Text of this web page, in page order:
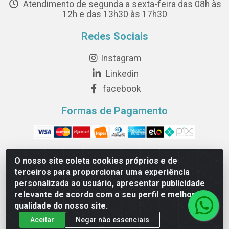
O nosso site coleta cookies próprios e de
terceiros para proporcionar uma experiência
personalizada ao usuário, apresentar publicidade
relevante de acordo com o seu perfil e melhorar a
qualidade do nosso site.
Aceitar Negar não essenciais
Atendimento de segunda a sexta-feira das 08h às
12h e das 13h30 às 17h30
Redes Sociais
Instagram
Linkedin
facebook
Formas de Pagamento
Novesete Distribuidora LTDA - Avenida Setecentos, S/N,
Terminal Intermodal da Serra, Serra/ES - CEP 29161-414 -
CNPJ 29.479.604/0001-44